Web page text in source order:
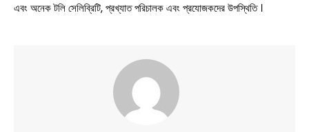
এবং অনেক টলি সেলিব্রিটি, প্রখ্যাত পরিচালক এবং প্রযোজকদের উপস্থিতি ।